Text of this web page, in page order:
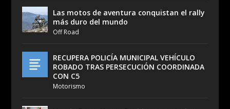
Las motos de aventura conquistan el rally
más duro del mundo
Off Road
RECUPERA POLICÍA MUNICIPAL VEHÍCULO
ROBADO TRAS PERSECUCIÓN COORDINADA
CON C5
Motorismo